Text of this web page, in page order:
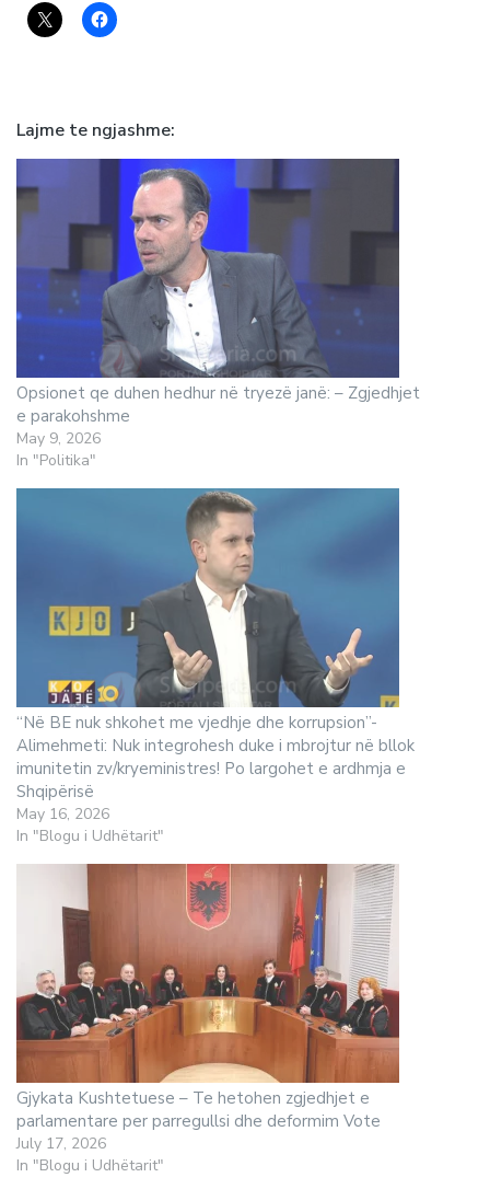
Lajme te ngjashme
Opsionet qe duhen hedhur në tryezë janë: – Zgjedhjet
e parakohshme
May 9, 2026
In "Politika"
“Në BE nuk shkohet me vjedhje dhe korrupsion”-
Alimehmeti: Nuk integrohesh duke i mbrojtur në bllok
imunitetin zv/kryeministres! Po largohet e ardhmja e
Shqipërisë
May 16, 2026
In "Blogu i Udhëtarit"
Gjykata Kushtetuese – Te hetohen zgjedhjet e
parlamentare per parregullsi dhe deformim Vote
July 17, 2026
In "Blogu i Udhëtarit"